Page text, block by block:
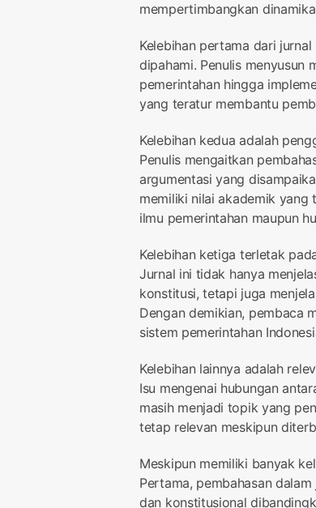
mempertimbangkan
Kelebihan pertama dari
dipahami. Penulis menyusun
pemerintahan hingga
yang teratur membantu
Kelebihan kedua adalah
Penulis mengaitkan
argumentasi yang
memiliki nilai akademik yang
ilmu pemerintahan maupun
Kelebihan ketiga terletak
Jurnal ini tidak hanya
konstitusi, tetapi juga
Dengan demikian, pembaca
sistem pemerintahan
Kelebihan lainnya adalah
Isu mengenai hubungan
masih menjadi topik yang
tetap relevan meskipun
Meskipun memiliki banyak
Pertama, pembahasan
dan konstitusional